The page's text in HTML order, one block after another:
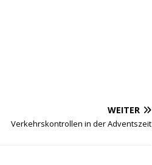
WEITER
Verkehrskontrollen in der Adventszeit